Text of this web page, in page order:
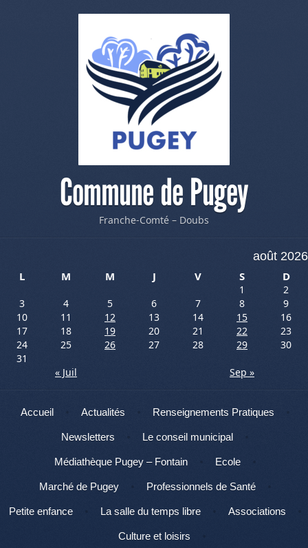
Commune de Pugey
Franche-Comté – Doubs
août 2026
L
M M J V S D
1
2
3
4 5 6 7 8
9
10
11 12 13 14 15
16
17
18 19 20 21 22
23
24
25 26 27 28 29
30
31
« Juil
Sep »
Menu
Aller au contenu
Accueil Actualités Renseignements Pratiques
Newsletters Le conseil municipal
Médiathèque Pugey – Fontain Ecole
Marché de Pugey Professionnels de Santé
Petite enfance La salle du temps libre Associations
Culture et loisirs